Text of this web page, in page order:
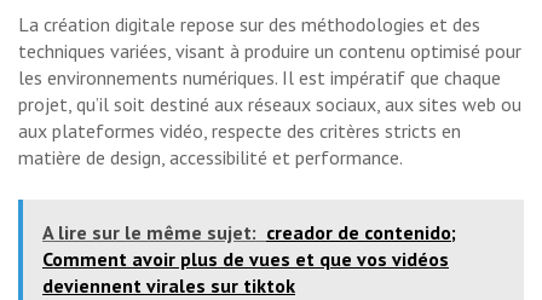
La création digitale repose sur des méthodologies et des
techniques variées, visant à produire un contenu optimisé pour
les environnements numériques. Il est impératif que chaque
projet, qu’il soit destiné aux réseaux sociaux, aux sites web ou
aux plateformes vidéo, respecte des critères stricts en
matière de design, accessibilité et performance.
A lire sur le même sujet: creador de contenido;
Comment avoir plus de vues et que vos vidéos
deviennent virales sur tiktok